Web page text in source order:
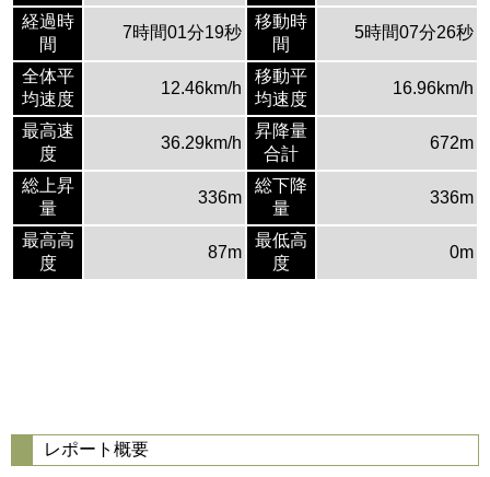
経過時
間
7時間01分19秒
移動時
間
5時間07分26秒
全体平
均速度
12.46km/h
移動平
均速度
16.96km/h
最高速
度
36.29km/h
昇降量
合計
672m
総上昇
量
336m
総下降
量
336m
最高高
度
87m
最低高
度
0m
レポート概要